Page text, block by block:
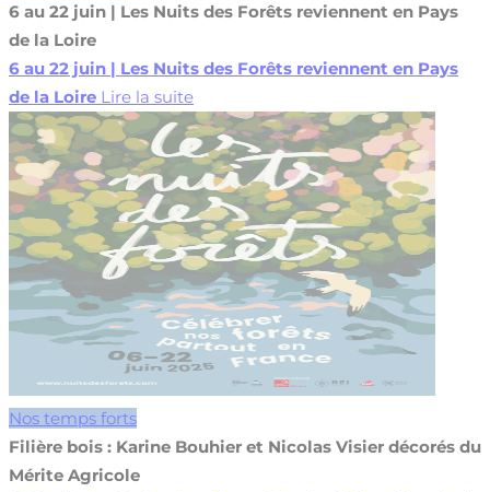
6 au 22 juin | Les Nuits des Forêts reviennent en Pays
de la Loire
6 au 22 juin | Les Nuits des Forêts reviennent en Pays
de la Loire Lire la suite
Nos temps forts
Filière bois : Karine Bouhier et Nicolas Visier décorés du
Mérite Agricole